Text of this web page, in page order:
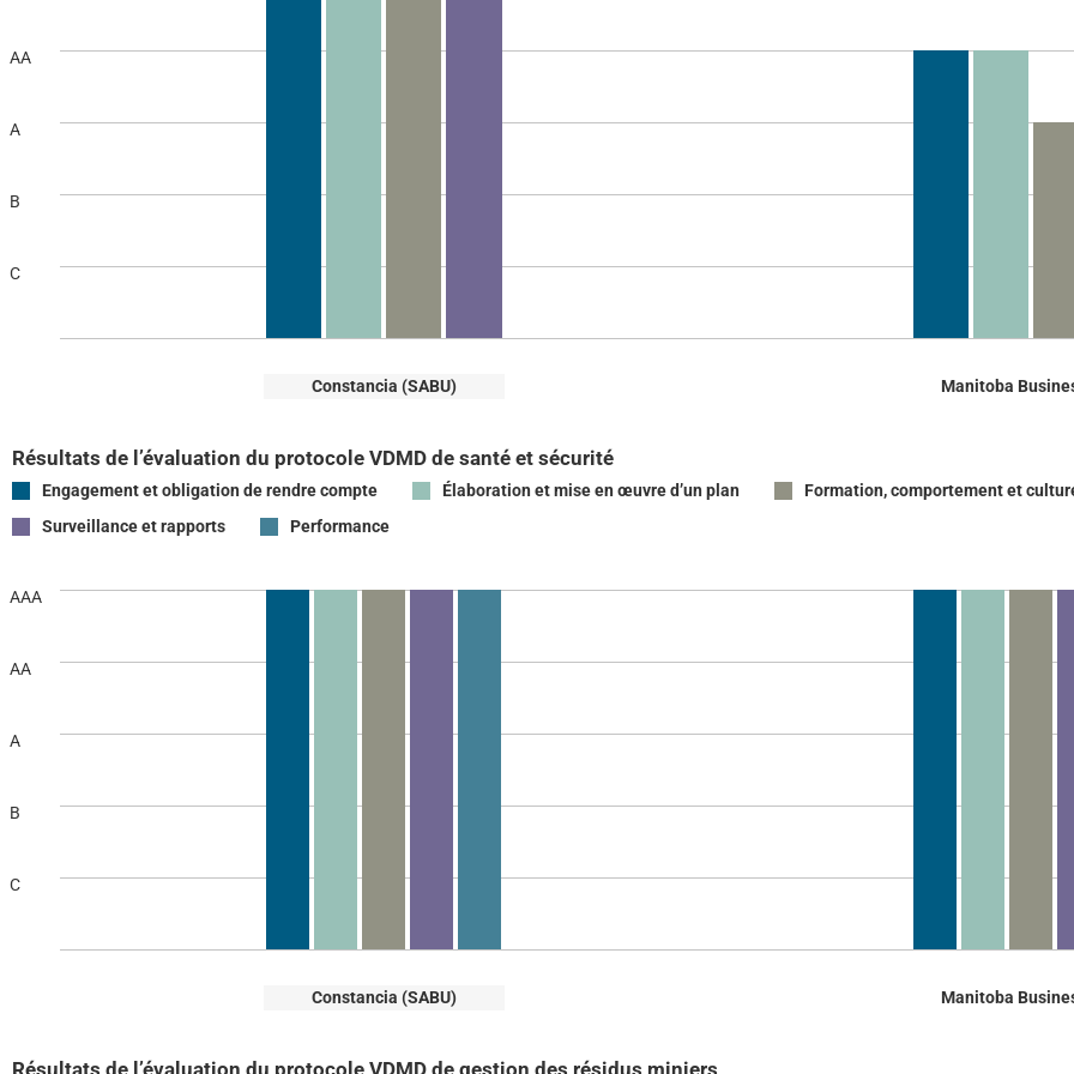
Constancia (SABU) Manitoba
AA
A
B
C
Résultats de l’évaluation du protocole VDMD de santé et sécurité
Engagement et obligation de rendre compte Élaboration et mise en œuvre d’un plan
Formation, comportement et
Surveillance et rapports
Performance
Constancia (SABU) Manitoba
AAA
AA
A
B
C
Résultats de l’évaluation du protocole VDMD de gestion des résidus miniers